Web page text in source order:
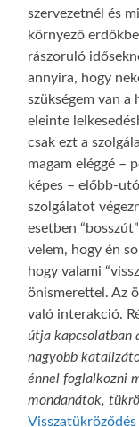
szervezetnél és
környező
rászoruló
annyira, hogy
szükségem van a
eleinte
csak ezt a
magam eléggé –
képes – előbb-
szolgálatot
esetben
velem, hogy én
hogy valami
önismerettel. Az
való interakció.
útja kapcsolatban
nagyobb
énnel foglalkozni
mondanátok,